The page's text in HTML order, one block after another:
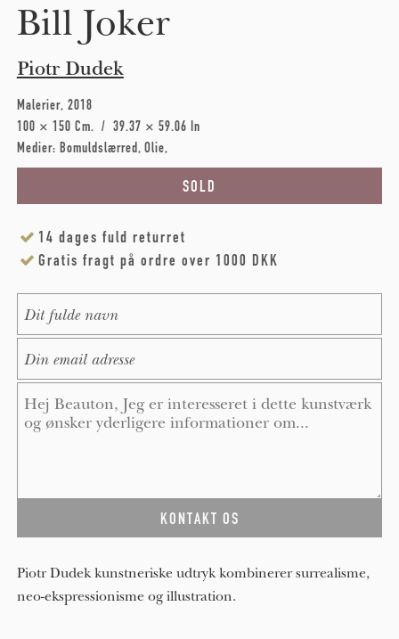
Bill Joker
Piotr Dudek
Malerier 2018
100 × 150 Cm
39.37 × 59.06 In
Medier: Bomuldslærred Olie
14 dages fuld returret
Gratis fragt på ordre over 1000 DKK
Piotr Dudek kunstneriske udtryk kombinerer surrealisme,
neo-ekspressionisme og illustration.